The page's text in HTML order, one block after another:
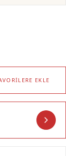
EKLE